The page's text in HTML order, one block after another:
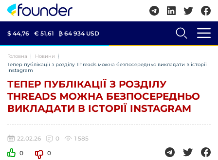
$ 44,76 € 51,61 ₿ 64 934 USD
Головна
Новини
Тепер публікації з розділу Threads можна безпосередньо викладати в історії
Instagram
ТЕПЕР ПУБЛІКАЦІЇ З РОЗДІЛУ
THREADS МОЖНА БЕЗПОСЕРЕДНЬО
ВИКЛАДАТИ В ІСТОРІЇ INSTAGRAM
22.02.26 0
1 585
0
0